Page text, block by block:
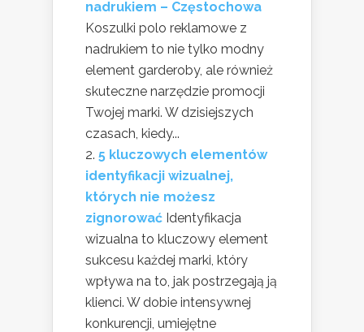
nadrukiem – Częstochowa
Koszulki polo reklamowe z
nadrukiem to nie tylko modny
element garderoby, ale również
skuteczne narzędzie promocji
Twojej marki. W dzisiejszych
czasach, kiedy...
5 kluczowych elementów
identyfikacji wizualnej,
których nie możesz
zignorować Identyfikacja
wizualna to kluczowy element
sukcesu każdej marki, który
wpływa na to, jak postrzegają ją
klienci. W dobie intensywnej
konkurencji, umiejętne